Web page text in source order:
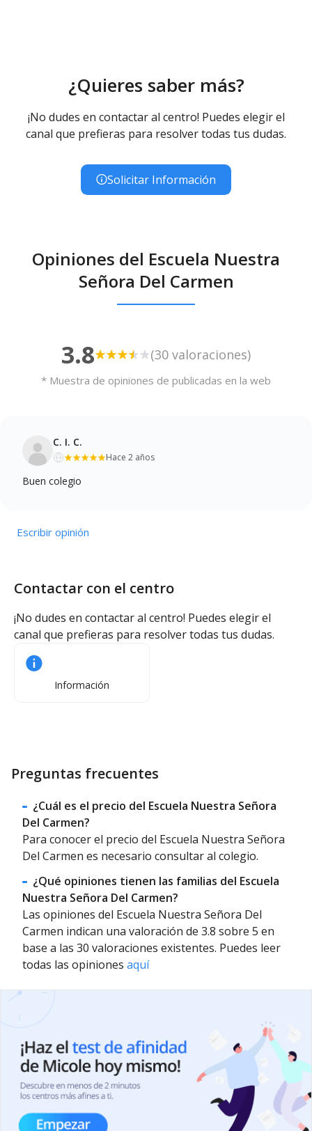
¿Quieres saber más?
¡No dudes en contactar al centro! Puedes elegir el
canal que prefieras para resolver todas tus dudas.
Solicitar Información
Opiniones del Escuela Nuestra
Señora Del Carmen
3.8 (30 valoraciones)
* Muestra de opiniones de publicadas en la web
C. I. C.
Hace 2 años
Buen colegio
Escribir opinión
Contactar con el centro
¡No dudes en contactar al centro! Puedes elegir el
canal que prefieras para resolver todas tus dudas.
Información
Preguntas frecuentes
¿Cuál es el precio del Escuela Nuestra Señora
Del Carmen?
Para conocer el precio del Escuela Nuestra Señora
Del Carmen es necesario consultar al colegio.
¿Qué opiniones tienen las familias del Escuela
Nuestra Señora Del Carmen?
Las opiniones del Escuela Nuestra Señora Del
Carmen indican una valoración de 3.8 sobre 5 en
base a las 30 valoraciones existentes. Puedes leer
todas las opiniones aquí